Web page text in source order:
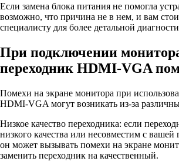
Если замена блока питания не помогла
возможно, что причина не в нем, и вам
специалисту для более детальной
При подключении
переходник HDMI-VGA
Помехи на экране монитора при
HDMI-VGA могут возникать из-за
Низкое качество переходника: если
низкого качества или несовместим с вашей
он может вызывать помехи на экране
заменить переходник на качественный.